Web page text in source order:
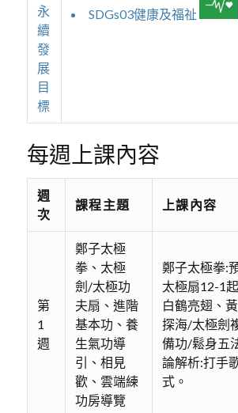
永
續
發
展
目
標
SDGs03健康及福祉
每週上課內容
週
次
課程主題 上課內容
第
1
週
鄭子太極
拳、太極
劍/太極功
夫扇、進階
基本功、養
生氣功導
引、相見
歡、雲端練
功房導覽
鄭子太極拳:
太極扇12-1
白鶴亮翅、
探海/太極劍
備功/鬆身五
論解析:打手
式。